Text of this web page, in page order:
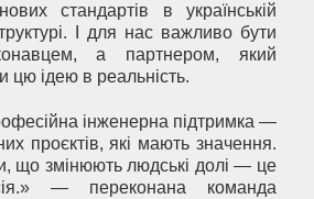
стандартів в українській
І для нас важливо бути
а партнером, який
цю ідею в реальність.
інженерна підтримка —
проєктів, які мають значення.
що змінюють людські долі — це
— переконана команда